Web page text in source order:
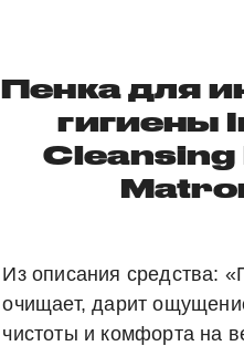
Пенка для
гигиены
Cleansing
Из описания средства:
очищает, дарит
чистоты и комфорта на